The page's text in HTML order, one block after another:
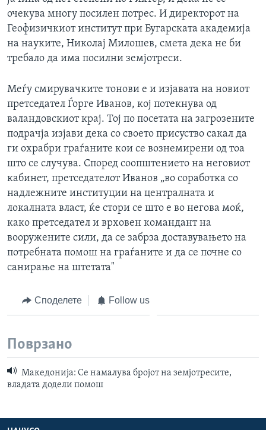
очекува многу посилен потрес. И директорот на
Геофизичкиот институт при Бугарската академија
на науките, Николај Милошев, смета дека не би
требало да има посилни земјотреси.
Меѓу смирувачките тонови е и изјавата на новиот
претседател Ѓорге Иванов, кој потекнува од
валандовскиот крај. Тој по посетата на загрозените
подрачја изјави дека со своето присуство сакал да
ги охрабри граѓаните кои се вознемирени од тоа
што се случува. Според соопштението на неговиот
кабинет, претседателот Иванов „во соработка со
надлежните институции на централната и
локалната власт, ќе стори се што е во негова моќ,
како претседател и врховен командант на
вооружените сили, да се забрза доставувањето на
потребната помош на граѓаните и да се почне со
санирање на штетата"
Споделете Follow us
Поврзано
Македонија: Се намалува бројот на земјотресите,
владата додели помош